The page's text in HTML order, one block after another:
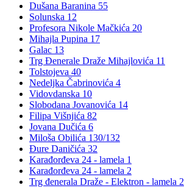
Dušana Baranina 55
Solunska 12
Profesora Nikole Mačkića 20
Mihajla Pupina 17
Galac 13
Trg Đenerale Draže Mihajlovića 11
Tolstojeva 40
Nedeljka Čabrinovića 4
Vidovdanska 10
Slobodana Jovanovića 14
Filipa Višnjića 82
Jovana Dučića 6
Miloša Obilića 130/132
Đure Daničića 32
Karađorđeva 24 - lamela 1
Karađorđeva 24 - lamela 2
Trg đenerala Draže - Elektron - lamela 2